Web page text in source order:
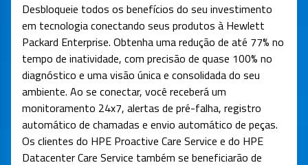
Desbloqueie todos os benefícios do seu investimento
em tecnologia conectando seus produtos à Hewlett
Packard Enterprise. Obtenha uma redução de até 77% no
tempo de inatividade, com precisão de quase 100% no
diagnóstico e uma visão única e consolidada do seu
ambiente. Ao se conectar, você receberá um
monitoramento 24x7, alertas de pré-falha, registro
automático de chamadas e envio automático de peças.
Os clientes do HPE Proactive Care Service e do HPE
Datacenter Care Service também se beneficiarão de